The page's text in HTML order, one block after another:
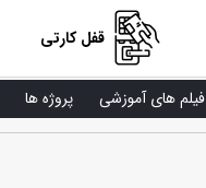
قفل کارتی
فیلم های آموزشی پروژه ها